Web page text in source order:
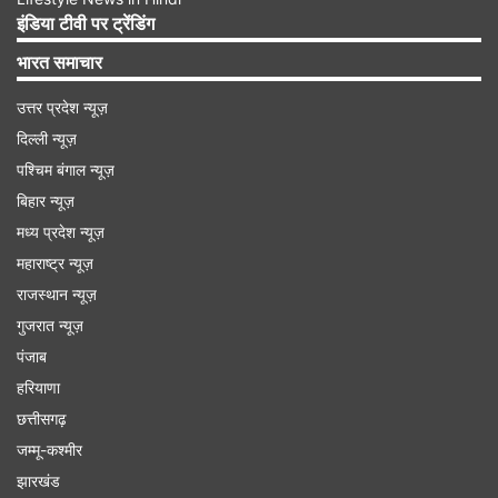
कहानी की राइटर को भी कहा शुक्रिया
तृप्ति ने किरदार को बेहतर ढंग से समझने में मदद करने के लिए
इंडिया टीवी पर ट्रेंडिंग
भारत समाचार
उत्तर प्रदेश न्यूज़
दिल्ली न्यूज़
पश्चिम बंगाल न्यूज़
बिहार न्यूज़
मध्य प्रदेश न्यूज़
महाराष्ट्र न्यूज़
राजस्थान न्यूज़
गुजरात न्यूज़
पंजाब
हरियाणा
छत्तीसगढ़
जम्मू-कश्मीर
झारखंड